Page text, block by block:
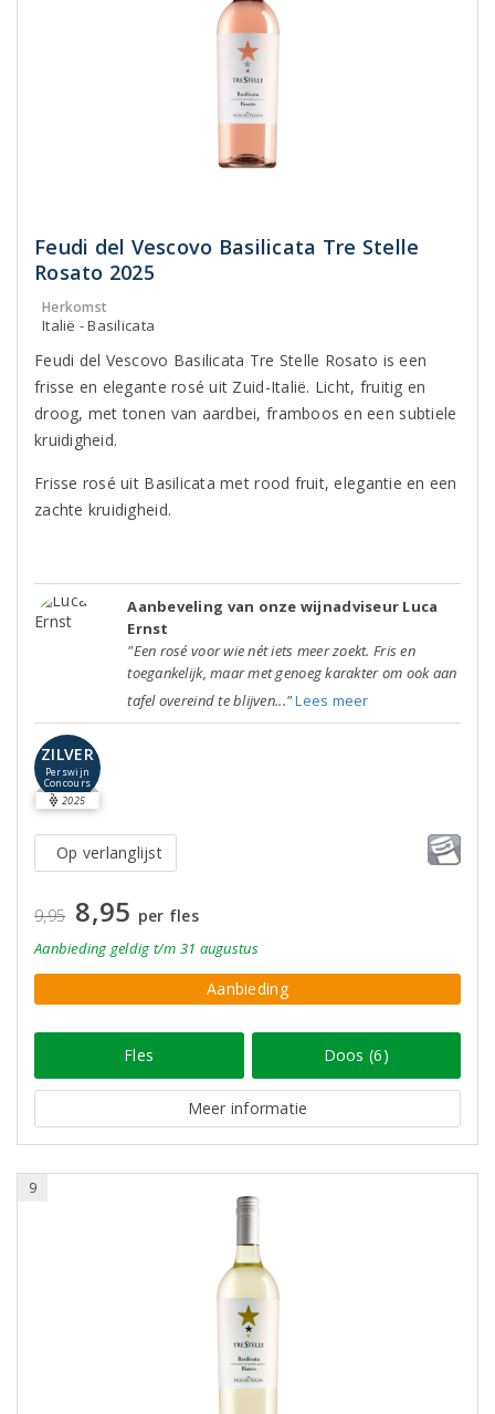
Feudi del Vescovo Basilicata Tre Stelle
Rosato 2025
Herkomst
Italië - Basilicata
Feudi del Vescovo Basilicata Tre Stelle Rosato is een
frisse en elegante rosé uit Zuid-Italië. Licht, fruitig en
droog, met tonen van aardbei, framboos en een subtiele
kruidigheid.
Frisse rosé uit Basilicata met rood fruit, elegantie en een
zachte kruidigheid.
Aanbeveling van onze wijnadviseur Luca
Ernst
"Een rosé voor wie nét iets meer zoekt. Fris en
toegankelijk, maar met genoeg karakter om ook aan
tafel overeind te blijven..."Lees meer
ZILVER
Perswijn
Concours
2025
Op verlanglijst
9,95 8,95 per fles
Aanbieding geldig t/m 31 augustus
Aanbieding
Fles Doos (6)
Meer informatie
9